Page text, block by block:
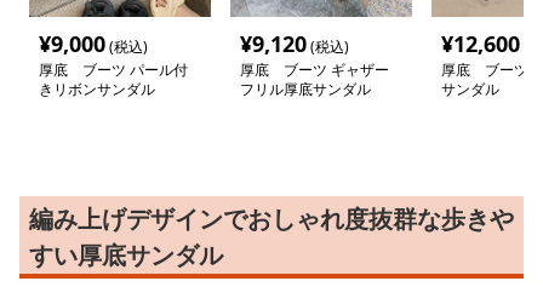
¥9,000(税込)
厚底 ブーツ パール付
きリボンサンダル
¥9,120(税込)
厚底 ブーツ ギャザー
フリル厚底サンダル
¥12,600
厚底 ブーツ
サンダル
編み上げデザインでおしゃれ度抜群な歩きや
すい厚底サンダル